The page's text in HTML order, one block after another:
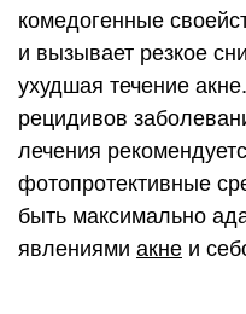
комедогенные
и вызывает резкое
ухудшая течение
рецидивов
лечения
фотопротективные
быть максимально
явлениями акне и